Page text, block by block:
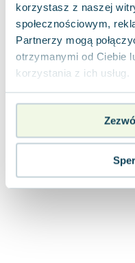
korzystasz z naszej
społecznościowym,
Partnerzy mogą
otrzymanymi od Ciebie
korzystania z ich usług.